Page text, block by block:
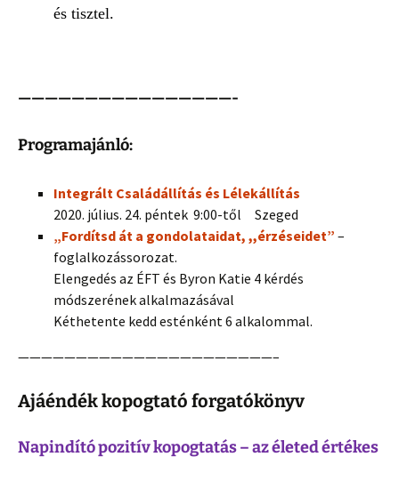
és tisztel.
————————————————-
Programajánló:
Integrált Családállítás és Lélekállítás
2020. július. 24. péntek 9:00-től Szeged
„Fordítsd át a gondolataidat, ,,érzéseidet” –
foglalkozássorozat.
Elengedés az ÉFT és Byron Katie 4 kérdés
módszerének alkalmazásával
Kéthetente kedd esténként 6 alkalommal.
——————————————————————–
Ajáéndék kopogtató forgatókönyv
Napindító pozitív kopogtatás – az életed értékes